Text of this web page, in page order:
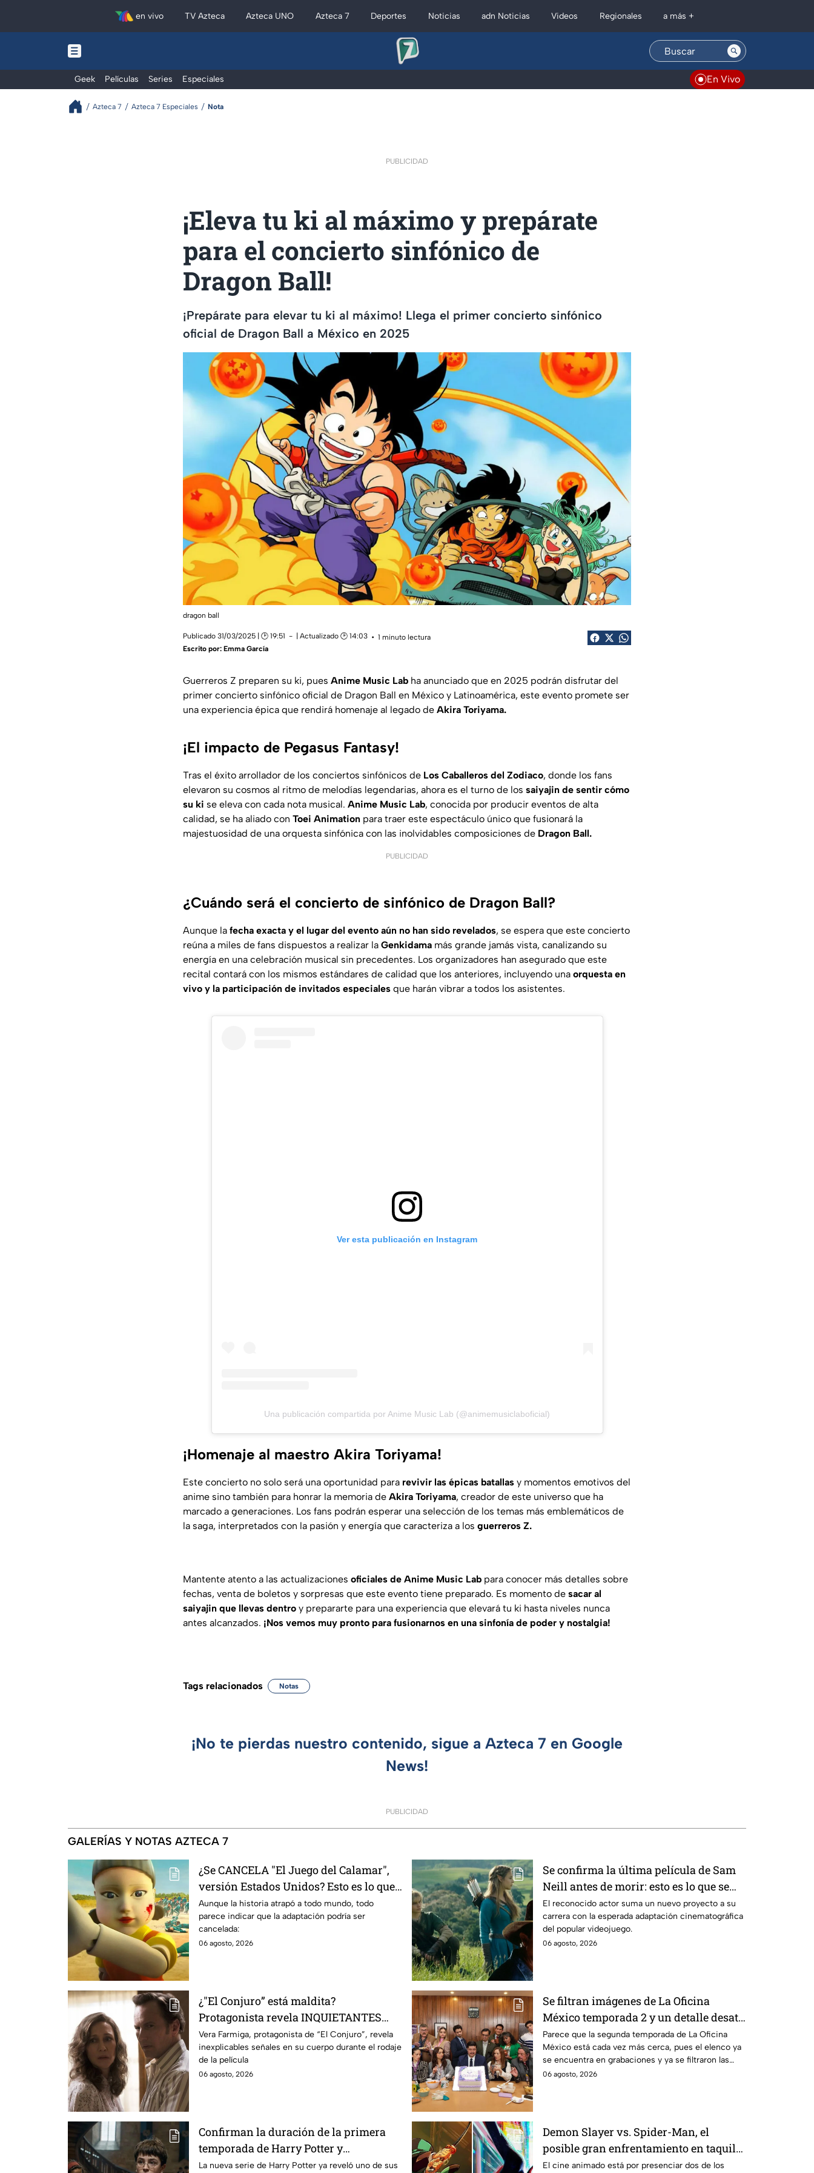
en vivo TV Azteca Azteca UNO Azteca 7 Deportes Noticias adn Noticias Videos Regionales a más +
Geek Películas Series Especiales En Vivo
Azteca 7 Azteca 7 Especiales Nota
PUBLICIDAD
¡Eleva tu ki al máximo y prepárate
para el concierto sinfónico de
Dragon Ball!
¡Prepárate para elevar tu ki al máximo! Llega el primer concierto sinfónico
oficial de Dragon Ball a México en 2025
dragon ball
Publicado 31/03/2025 | 🕑 19:51 | Actualizado 🕑 14:03
1 minuto lectura
Escrito por: Emma García
Guerreros Z preparen su ki, pues Anime Music Lab ha anunciado que en 2025 podrán disfrutar del
primer concierto sinfónico oficial de Dragon Ball en México y Latinoamérica, este evento promete ser
una experiencia épica que rendirá homenaje al legado de Akira Toriyama.
¡El impacto de Pegasus Fantasy!
Tras el éxito arrollador de los conciertos sinfónicos de Los Caballeros del Zodiaco, donde los fans
elevaron su cosmos al ritmo de melodías legendarias, ahora es el turno de los saiyajin de sentir cómo
su ki se eleva con cada nota musical. Anime Music Lab, conocida por producir eventos de alta
calidad, se ha aliado con Toei Animation para traer este espectáculo único que fusionará la
majestuosidad de una orquesta sinfónica con las inolvidables composiciones de Dragon Ball.
PUBLICIDAD
¿Cuándo será el concierto de sinfónico de Dragon Ball?
Aunque la fecha exacta y el lugar del evento aún no han sido revelados, se espera que este concierto
reúna a miles de fans dispuestos a realizar la Genkidama más grande jamás vista, canalizando su
energía en una celebración musical sin precedentes. Los organizadores han asegurado que este
recital contará con los mismos estándares de calidad que los anteriores, incluyendo una orquesta en
vivo y la participación de invitados especiales que harán vibrar a todos los asistentes.
Ver esta publicación en Instagram
Una publicación compartida por Anime Music Lab (@animemusiclaboficial)
¡Homenaje al maestro Akira Toriyama!
Este concierto no solo será una oportunidad para revivir las épicas batallas y momentos emotivos del
anime sino también para honrar la memoria de Akira Toriyama, creador de este universo que ha
marcado a generaciones. Los fans podrán esperar una selección de los temas más emblemáticos de
la saga, interpretados con la pasión y energía que caracteriza a los guerreros Z.
Mantente atento a las actualizaciones oficiales de Anime Music Lab para conocer más detalles sobre
fechas, venta de boletos y sorpresas que este evento tiene preparado. Es momento de sacar al
saiyajin que llevas dentro y prepararte para una experiencia que elevará tu ki hasta niveles nunca
antes alcanzados. ¡Nos vemos muy pronto para fusionarnos en una sinfonía de poder y nostalgia!
Tags relacionados Notas
¡No te pierdas nuestro contenido, sigue a Azteca 7 en Google
News!
PUBLICIDAD
GALERÍAS Y NOTAS AZTECA 7
¿Se CANCELA "El Juego del Calamar",
versión Estados Unidos? Esto es lo que
se sabe al momento
Aunque la historia atrapó a todo mundo, todo
parece indicar que la adaptación podría ser
cancelada:
06 agosto, 2026
Se confirma la última película de Sam
Neill antes de morir: esto es lo que se
sabe hasta ahora
El reconocido actor suma un nuevo proyecto a su
carrera con la esperada adaptación cinematográfica
del popular videojuego.
06 agosto, 2026
¿"El Conjuro” está maldita?
Protagonista revela INQUIETANTES
señales en su cuerpo durante la
grabación de la película
Vera Farmiga, protagonista de “El Conjuro”, revela
inexplicables señales en su cuerpo durante el rodaje
de la película
06 agosto, 2026
Se filtran imágenes de La Oficina
México temporada 2 y un detalle desata
teorías entre los fans
Parece que la segunda temporada de La Oficina
México está cada vez más cerca, pues el elenco ya
se encuentra en grabaciones y ya se filtraron las
primeras imágenes del set.
06 agosto, 2026
Confirman la duración de la primera
temporada de Harry Potter y
emocionará a los fans de los libros
La nueva serie de Harry Potter ya reveló uno de sus
Demon Slayer vs. Spider-Man, el
posible gran enfrentamiento en taquilla
del 2027
El cine animado está por presenciar dos de los